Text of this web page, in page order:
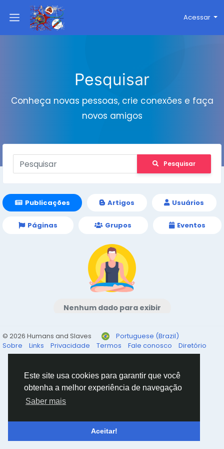
Este site usa cookies para garantir que você
obtenha a melhor experiência de navegação
Saber mais
Aceitar!
Acessar
Pesquisar
Conheça novas pessoas, crie conexões e faça
novos amigos
Pesquisar
Publicações Artigos Usuários
Páginas Grupos Eventos
Nenhum dado para exibir
© 2026 Humans and Slaves
Portuguese (Brazil)
Sobre
Links Privacidade Termos Fale conosco Diretório